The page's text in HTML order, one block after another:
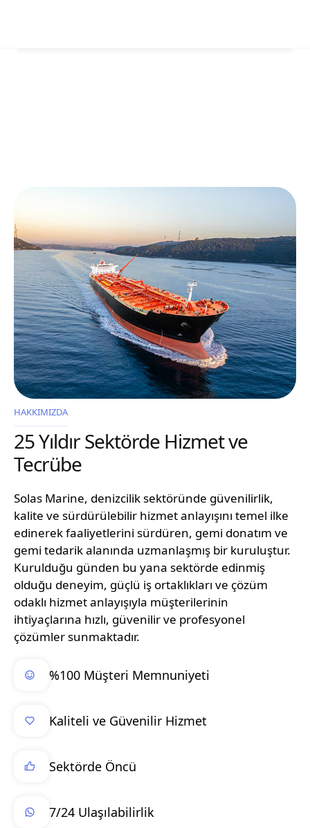
HAKKIMIZDA
25 Yıldır Sektörde Hizmet ve
Tecrübe
Solas Marine, denizcilik sektöründe güvenilirlik,
kalite ve sürdürülebilir hizmet anlayışını temel ilke
edinerek faaliyetlerini sürdüren, gemi donatım ve
gemi tedarik alanında uzmanlaşmış bir kuruluştur.
Kurulduğu günden bu yana sektörde edinmiş
olduğu deneyim, güçlü iş ortaklıkları ve çözüm
odaklı hizmet anlayışıyla müşterilerinin
ihtiyaçlarına hızlı, güvenilir ve profesyonel
çözümler sunmaktadır.
%100 Müşteri Memnuniyeti
Kaliteli ve Güvenilir Hizmet
Sektörde Öncü
7/24 Ulaşılabilirlik